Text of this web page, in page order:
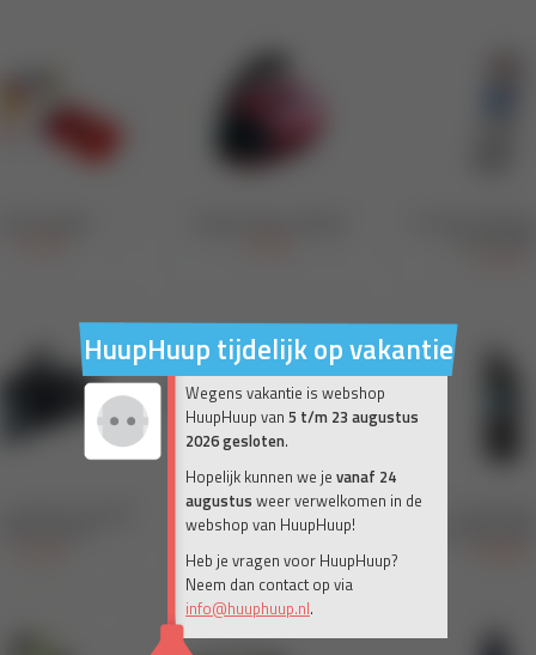
HuupHuup tijdelijk op vakantie
Wegens vakantie is webshop
HuupHuup van 5 t/m 23 augustus
2026 gesloten.
Hopelijk kunnen we je vanaf 24
augustus weer verwelkomen in de
webshop van HuupHuup!
Heb je vragen voor HuupHuup?
Neem dan contact op via
info@huuphuup.nl.